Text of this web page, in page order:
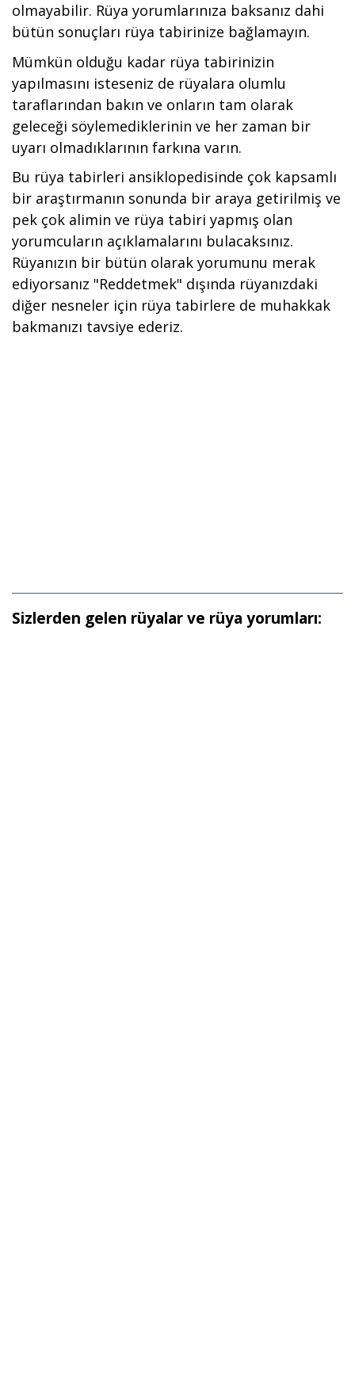
olmayabilir. Rüya yorumlarınıza baksanız dahi
bütün sonuçları rüya tabirinize bağlamayın.
Mümkün olduğu kadar rüya tabirinizin
yapılmasını isteseniz de rüyalara olumlu
taraflarından bakın ve onların tam olarak
geleceği söylemediklerinin ve her zaman bir
uyarı olmadıklarının farkına varın.
Bu rüya tabirleri ansiklopedisinde çok kapsamlı
bir araştırmanın sonunda bir araya getirilmiş ve
pek çok alimin ve rüya tabiri yapmış olan
yorumcuların açıklamalarını bulacaksınız.
Rüyanızın bir bütün olarak yorumunu merak
ediyorsanız "Reddetmek" dışında rüyanızdaki
diğer nesneler için rüya tabirlere de muhakkak
bakmanızı tavsiye ederiz.
Sizlerden gelen rüyalar ve rüya yorumları: